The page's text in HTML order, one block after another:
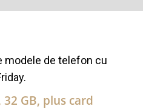
modele de telefon cu
32 GB, plus card